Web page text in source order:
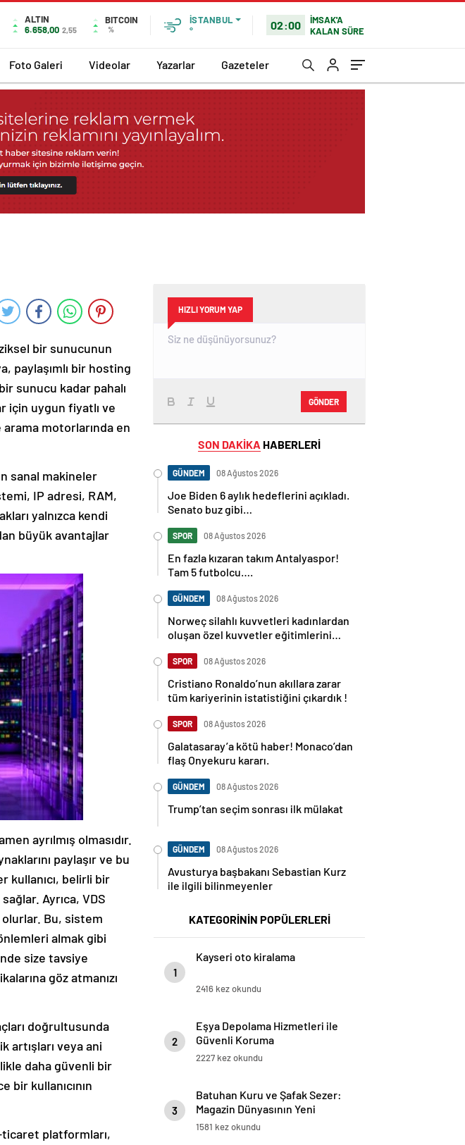
ALTIN
6.658,00 2,55
BITCOIN
%
İSTANBUL
°
02:00
İMSAK'A
KALAN SÜRE
Foto Galeri Videolar Yazarlar Gazeteler
bir sunucunun
paylaşımlı bir hosting
sunucu kadar pahalı
için uygun fiyatlı ve
motorlarında en
sanal makineler
IP adresi, RAM,
yalnızca kendi
büyük avantajlar
ayrılmış olmasıdır.
paylaşır ve bu
kullanıcı, belirli bir
Ayrıca, VDS
Bu, sistem
almak gibi
size tavsiye
göz atmanızı
doğrultusunda
artışları veya ani
daha güvenli bir
bir kullanıcının
ticaret platformları,
HIZLI YORUM YAP
GÖNDER
SON DAKİKA HABERLERİ
GÜNDEM 08 Ağustos 2026
Joe Biden 6 aylık hedeflerini açıkladı.
Senato buz gibi…
SPOR 08 Ağustos 2026
En fazla kızaran takım Antalyaspor!
Tam 5 futbolcu….
GÜNDEM 08 Ağustos 2026
Norweç silahlı kuvvetleri kadınlardan
oluşan özel kuvvetler eğitimlerini
SPOR 08 Ağustos 2026
Cristiano Ronaldo’nun akıllara zarar
tüm kariyerinin istatistiğini çıkardık !
SPOR 08 Ağustos 2026
Galatasaray’a kötü haber! Monaco’dan
flaş Onyekuru kararı.
GÜNDEM 08 Ağustos 2026
Trump’tan seçim sonrası ilk mülakat
GÜNDEM 08 Ağustos 2026
Avusturya başbakanı Sebastian Kurz
ile ilgili bilinmeyenler
KATEGORİNİN POPÜLERLERİ
1
Kayseri oto kiralama
2416 kez okundu
2
Eşya Depolama Hizmetleri ile
Güvenli Koruma
2227 kez okundu
3
Batuhan Kuru ve Şafak Sezer:
Magazin Dünyasının Yeni
“Dynamic Duo”su!
1581 kez okundu